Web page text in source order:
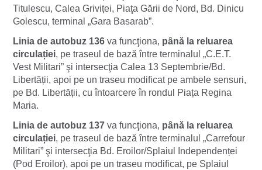
Titulescu, Calea Griviței, Piaţa Gării de Nord, Bd. Dinicu
Golescu, terminal „Gara Basarab”.
Linia de autobuz 136 va funcţiona, până la reluarea
circulației, pe traseul de bază între terminalul „C.E.T.
Vest Militari” şi intersecţia Calea 13 Septembrie/Bd.
Libertății, apoi pe un traseu modificat pe ambele sensuri,
pe Bd. Libertății, cu întoarcere în rondul Piața Regina
Maria.
Linia de autobuz 137 va funcţiona, până la reluarea
circulației, pe traseul de bază între terminalul „Carrefour
Militari” şi intersecţia Bd. Eroilor/Splaiul Independenței
(Pod Eroilor), apoi pe un traseu modificat, pe Splaiul